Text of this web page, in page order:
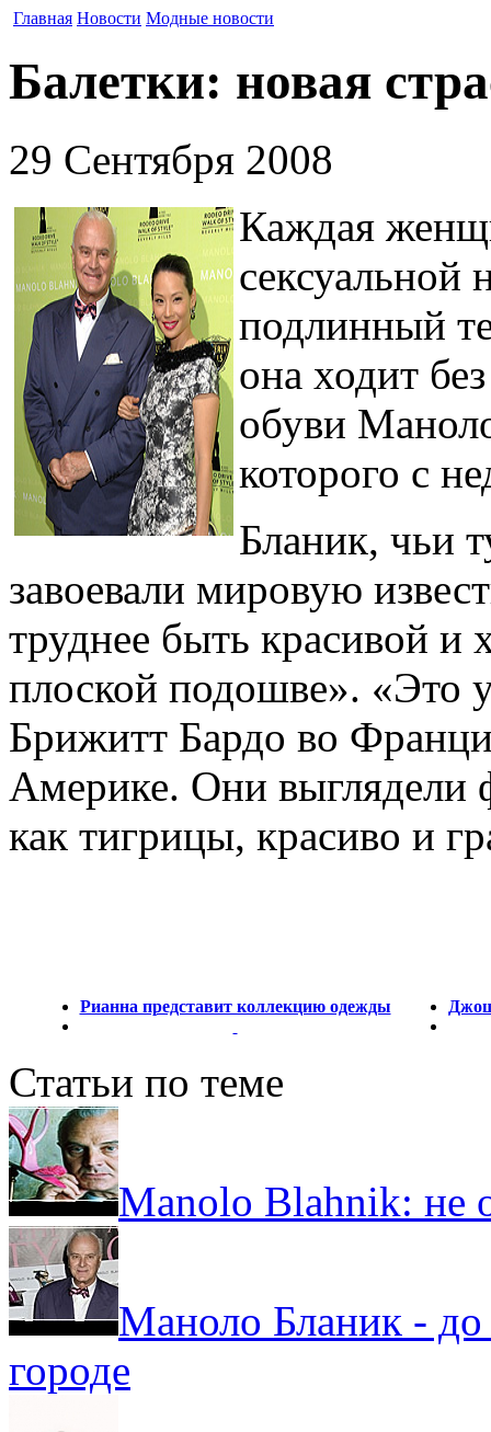
Главная Новости Модные новости
Балетки: новая
29 Сентября 2008
Каждая
сексуальной
подлинный
она ходит
обуви
которого с
Бланик, чьи
завоевали мировую
труднее быть красивой и
плоской подошве». «Это
Брижитт Бардо во
Америке. Они выглядели
как тигрицы, красиво и
Рианна представит коллекцию одежды
Статьи по теме
Manolo Blahnik: не
Маноло Бланик -
городе